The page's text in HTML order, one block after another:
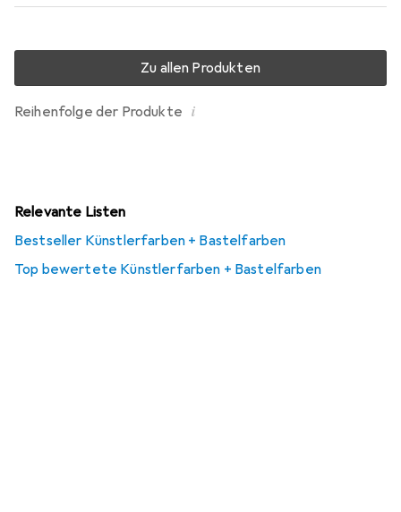
Reihenfolge der Produkte i
Zu allen Produkten
Relevante Listen
Bestseller Künstlerfarben + Bastelfarben
Top bewertete Künstlerfarben + Bastelfarben